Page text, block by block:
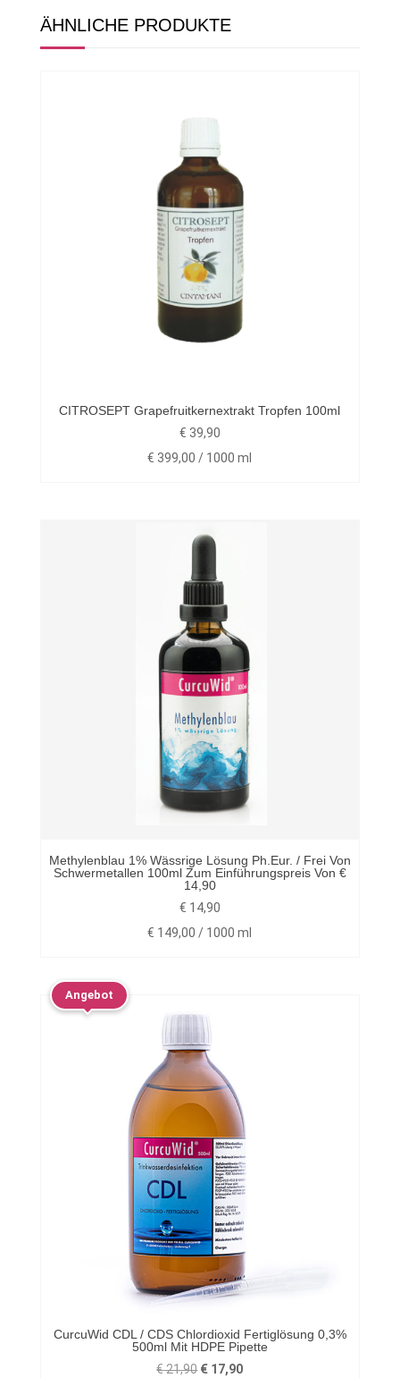
ÄHNLICHE PRODUKTE
CITROSEPT Grapefruitkernextrakt Tropfen 100ml
€ 39,90
€ 399,00 / 1000 ml
Methylenblau 1% Wässrige Lösung Ph.eur. / Frei Von
Schwermetallen 100ml Zum Einführungspreis Von €
14,90
€ 14,90
€ 149,00 / 1000 ml
Angebot
CurcuWid CDL / CDS Chlordioxid Fertiglösung 0,3%
500ml Mit HDPE Pipette
€21,90 Ursprünglicher
€ 17,90Aktueller